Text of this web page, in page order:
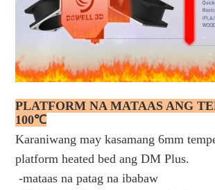
PLATFORM NA MATAAS ANG
100℃
Karaniwang may kasamang 6mm
platform heated bed ang DM Plus.
-mataas na patag na ibabaw